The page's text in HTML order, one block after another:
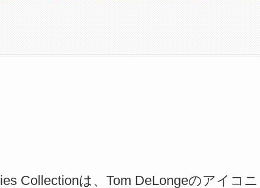
Collectionは、Tom DeLongeのアイコ